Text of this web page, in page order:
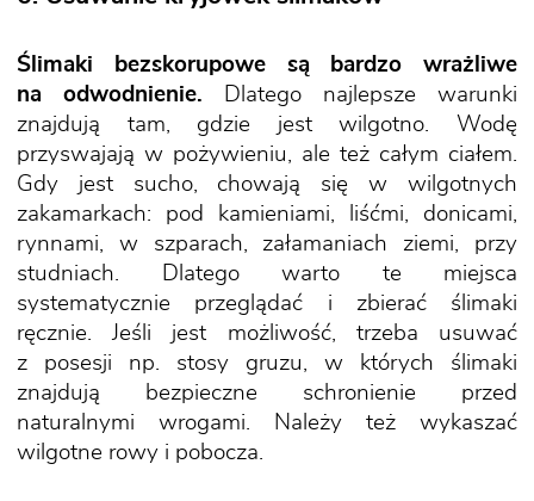
Ślimaki bezskorupowe są bardzo wrażliwe
na odwodnienie. Dlatego najlepsze warunki
znajdują tam, gdzie jest wilgotno. Wodę
przyswajają w pożywieniu, ale też całym ciałem.
Gdy jest sucho, chowają się w wilgotnych
zakamarkach: pod kamieniami, liśćmi, donicami,
rynnami, w szparach, załamaniach ziemi, przy
studniach. Dlatego warto te miejsca
systematycznie przeglądać i zbierać ślimaki
ręcznie. Jeśli jest możliwość, trzeba usuwać
z posesji np. stosy gruzu, w których ślimaki
znajdują bezpieczne schronienie przed
naturalnymi wrogami. Należy też wykaszać
wilgotne rowy i pobocza.